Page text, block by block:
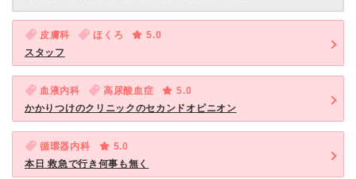
皮膚科 ほくろ
5.0
スタッフ
血液内科 高尿酸血症
5.0
かかりつけのクリニックのセカンドオピニオン
循環器内科
5.0
本日 救急で行き何事も無く